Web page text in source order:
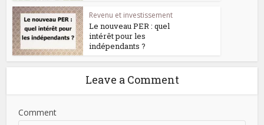
Revenu et investissement
Le nouveau PER : quel
intérêt pour les
indépendants ?
Leave a Comment
Comment